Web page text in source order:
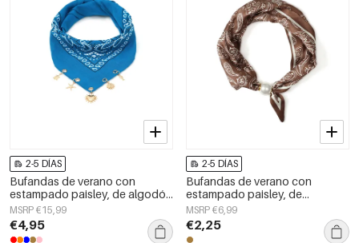
2-5 DÍAS
Bufandas de verano con
estampado paisley, de algodón
clásico, accesorios para el día a
día.
MSRP €15,99
€4,95
2-5 DÍAS
Bufandas de verano con
estampado paisley, de
poliéster, informales, para uso
diario.
MSRP €6,99
€2,25